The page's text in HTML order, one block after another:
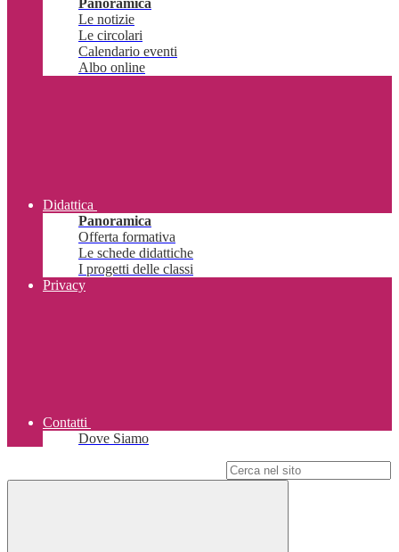
Panoramica
Le notizie
Le circolari
Calendario eventi
Albo online
Didattica
Panoramica
Offerta formativa
Le schede didattiche
I progetti delle classi
Privacy
Contatti
Dove Siamo